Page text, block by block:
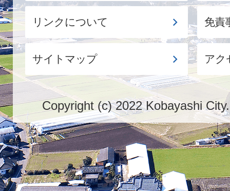
リンクについて 免責
サイトマップ アク
Copyright (c) 2022 Kobayashi